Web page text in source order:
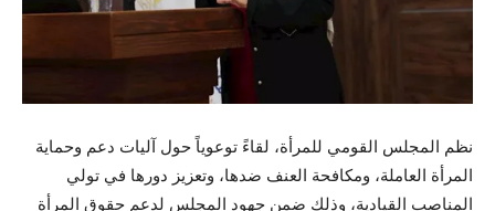
نظم المجلس القومي للمرأة، لقاءً توعوياً حول آليات دعم وحماية
المرأة العاملة، ومكافحة العنف ضدها، وتعزيز دورها في تولي
المناصب القيادية، وذلك ضمن جهود المجلس لدعم حقوق المرأة